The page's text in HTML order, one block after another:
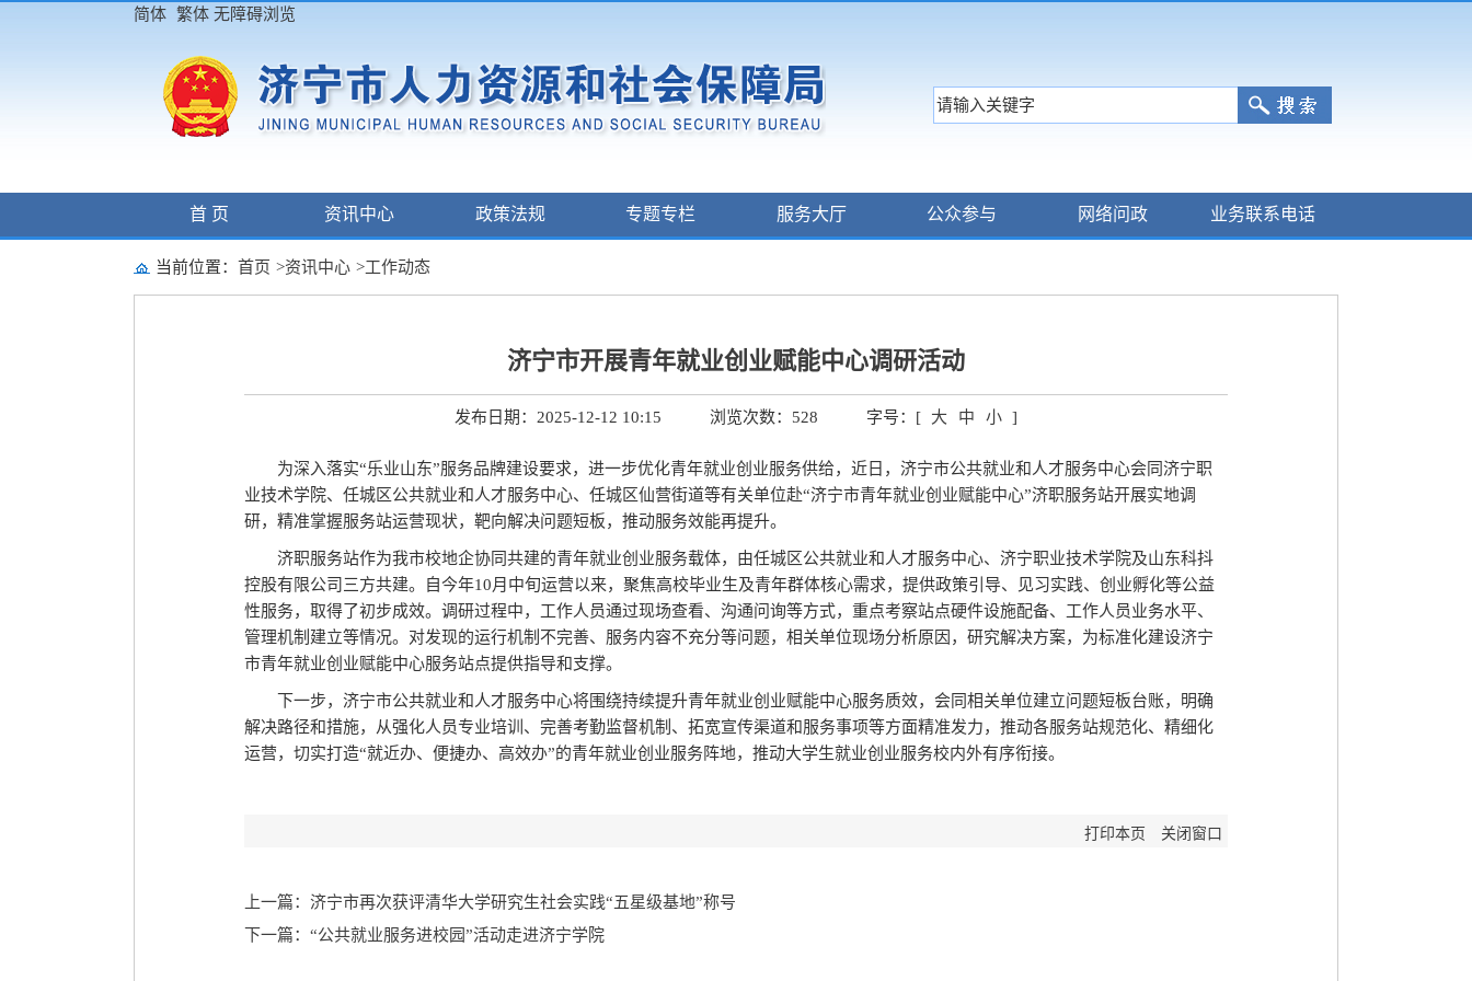
简体 繁体 无障碍浏览
首 页 资讯中心 政策法规 专题专栏 服务大厅 公众参与 网络问政 业务联系电话
当前位置： 首页 >资讯中心 >工作动态
济宁市开展青年就业创业赋能中心调研活动
发布日期：2025-12-12 10:15 浏览次数： 528 字号：[ 大 中 小 ]
为深入落实“乐业山东”服务品牌建设要求，进一步优化青年就业创业服务供给，近日，济宁市公共就业和人才服务中心会同济宁职
业技术学院、任城区公共就业和人才服务中心、任城区仙营街道等有关单位赴“济宁市青年就业创业赋能中心”济职服务站开展实地调
研，精准掌握服务站运营现状，靶向解决问题短板，推动服务效能再提升。
济职服务站作为我市校地企协同共建的青年就业创业服务载体，由任城区公共就业和人才服务中心、济宁职业技术学院及山东科抖
控股有限公司三方共建。自今年10月中旬运营以来，聚焦高校毕业生及青年群体核心需求，提供政策引导、见习实践、创业孵化等公益
性服务，取得了初步成效。调研过程中，工作人员通过现场查看、沟通问询等方式，重点考察站点硬件设施配备、工作人员业务水平、
管理机制建立等情况。对发现的运行机制不完善、服务内容不充分等问题，相关单位现场分析原因，研究解决方案，为标准化建设济宁
市青年就业创业赋能中心服务站点提供指导和支撑。
下一步，济宁市公共就业和人才服务中心将围绕持续提升青年就业创业赋能中心服务质效，会同相关单位建立问题短板台账，明确
解决路径和措施，从强化人员专业培训、完善考勤监督机制、拓宽宣传渠道和服务事项等方面精准发力，推动各服务站规范化、精细化
运营，切实打造“就近办、便捷办、高效办”的青年就业创业服务阵地，推动大学生就业创业服务校内外有序衔接。
打印本页 关闭窗口
上一篇：济宁市再次获评清华大学研究生社会实践“五星级基地”称号
下一篇：“公共就业服务进校园”活动走进济宁学院